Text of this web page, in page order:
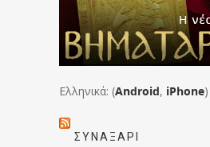
Ελληνικά: (Android, iPhone)
ΣΥΝΑΞΆΡΙ